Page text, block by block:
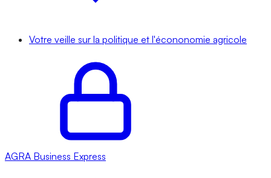
Votre veille sur la politique et l'écononomie agricole
AGRA Business Express